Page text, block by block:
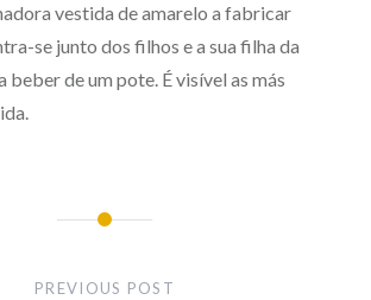
vestida de amarelo a fabricar
se junto dos filhos e a sua filha da
beber de um pote. É visível as más
PREVIOUS POST